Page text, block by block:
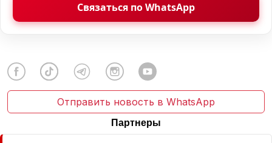
Связаться по WhatsApp
Отправить новость в WhatsApp
Партнеры